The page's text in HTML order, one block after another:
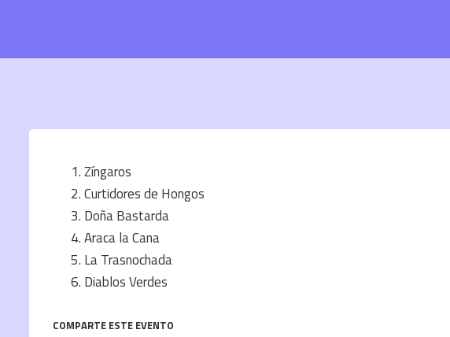
Zíngaros
Curtidores de Hongos
Doña Bastarda
Araca la Cana
La Trasnochada
Diablos Verdes
COMPARTE ESTE EVENTO